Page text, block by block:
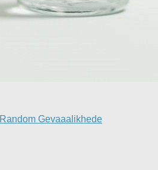
Random Gevaaalikhede